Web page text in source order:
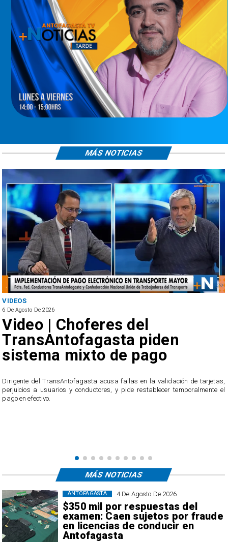
VIDEOS
6 De Agosto De 2026
Video | Choferes del
TransAntofagasta piden
sistema mixto de pago
​Dirigente del TransAntofagasta acusa fallas en la validación de tarjetas,
perjuicios a usuarios y conductores, y pide restablecer temporalmente el
pago en efectivo.
MÁS NOTICIAS
4 De Agosto De 2026
$350 mil por respuestas del
examen: Caen sujetos por fraude
en licencias de conducir en
Antofagasta
ANTOFAGASTA
MÁS NOTICIAS